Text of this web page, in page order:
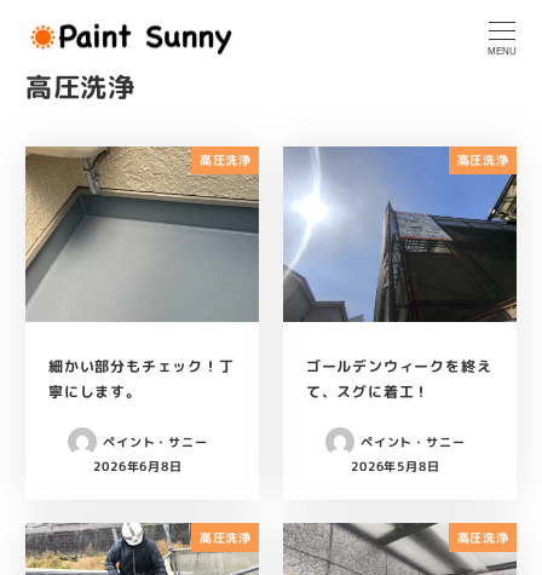
MENU
高圧洗浄
高圧洗浄
細かい部分もチェック！丁
寧にします。
ペイント・サニー
投稿日
2026年6月8日
高圧洗浄
ゴールデンウィークを終え
て、スグに着工！
ペイント・サニー
投稿日
2026年5月8日
高圧洗浄 高圧洗浄